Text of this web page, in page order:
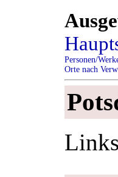
Personen/
Orte nach